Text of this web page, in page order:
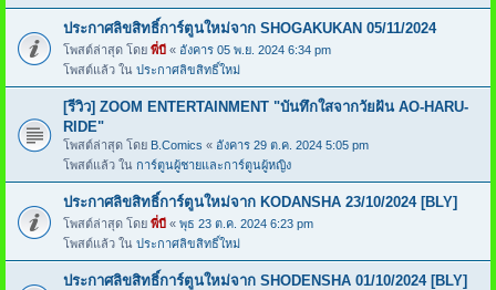
ประกาศลิขสิทธิ์การ์ตูนใหม่จาก SHOGAKUKAN 05/11/2024
โพสต์ล่าสุด โดย พี่บี « อังคาร 05 พ.ย. 2024 6:34 pm
โพสต์แล้ว ใน ประกาศลิขสิทธิ์ใหม่
[รีวิว] ZOOM ENTERTAINMENT "บันทึกใสจากวัยฝัน AO-HARU-
RIDE"
โพสต์ล่าสุด โดย B.Comics « อังคาร 29 ต.ค. 2024 5:05 pm
โพสต์แล้ว ใน การ์ตูนผู้ชายและการ์ตูนผู้หญิง
ประกาศลิขสิทธิ์การ์ตูนใหม่จาก KODANSHA 23/10/2024 [BLY]
โพสต์ล่าสุด โดย พี่บี « พุธ 23 ต.ค. 2024 6:23 pm
โพสต์แล้ว ใน ประกาศลิขสิทธิ์ใหม่
ประกาศลิขสิทธิ์การ์ตูนใหม่จาก SHODENSHA 01/10/2024 [BLY]